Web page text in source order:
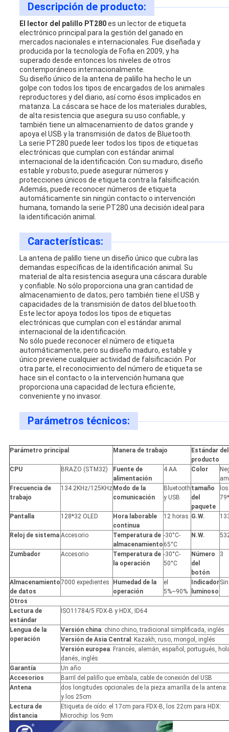
DEL
SITIO
PRIVACY
POLICY
Descripción de producto:
El lector del palillo PT280es un lector de etiqueta
electrónico principal para la gestión del ganado en
mercados nacionales e internacionales. Fue diseñada y
producida por la tecnología de Fofia en 2009, y ha
superado desde entonces los niveles de otros
contemporáneos internacionalmente.
Su diseño único de la antena de palillo ha hecho le un
golpe con todos los tipos de encargados de los animales
reproductores y del diario, así como ésos implicados en
matanza. La cáscara se hace de los materiales durables,
de alta resistencia que asegura su uso confiable, y
también tiene un almacenamiento de datos grande y
apoya el USB y la transmisión de datos de Bluetooth.
La serie PT280 puede leer todos los tipos de etiquetas
electrónicas que cumplan con estándar animal
internacional de la identificación. Con su maduro, diseño
estable y robusto, puede asegurar números y
protecciones únicos de etiqueta contra la falsificación.
Además, puede reconocer números de etiqueta
automáticamente sin ningún contacto o intervención
humana, tomando la serie PT280 una decisión ideal para
la identificación animal.
Características:
La antena de palillo tiene un diseño único que cubra las
demandas específicas de la identificación animal. Su
material de alta resistencia asegura una cáscara durable
y confiable. No sólo proporciona una gran cantidad de
almacenamiento de datos; pero también tiene el USB y
capacidades de la transmisión de datos del bluetooth.
Este lector apoya todos los tipos de etiquetas
electrónicas que cumplan con el estándar animal
internacional de la identificación.
No sólo puede reconocer el número de etiqueta
automáticamente; pero su diseño maduro, estable y
único previene cualquier actividad de falsificación. Por
otra parte, el reconocimiento del número de etiqueta se
hace sin el contacto o la intervención humana que
proporciona una capacidad de lectura eficiente,
conveniente y no invasor.
Parámetros técnicos:
Parámetro principal Manera de trabajo
Estándar del
producto
CPU
BRAZO (STM32)
Fuente de
alimentación
4 AA Color
Frecuencia de
trabajo
134.2KHz/125KHz Modo de la
comunicación
Bluetooth
y USB
tamaño
del
paquete
los
Pantalla 128*32 OLED
Hora laborable
continua
12 horas G.W.
Reloj de sistema Accesorio
Temperatura de
almacenamiento
-30°C-
65°C
N.W.
Zumbador Accesorio
Temperatura de
la operación
-30°C-
50°C
Número
del
botón
3
Almacenamiento
de datos
7000 expedientes
Humedad de la
operación
el
5%~90%
Indicador
luminoso
Sin
Otros
Lectura de
estándar
ISO11784/5 FDX-B y HDX, ID64
Lengua de la
operación
Versión china: chino chino, tradicional simplificada, inglés
Versión de Asia Central : Kazakh, ruso, mongol, inglés
Versión europea: Francés, alemán, español, portugués,
danés, inglés
Garantía
Un año
Accesorios
Barril del palillo que embala, cable de conexión del USB
Antena
dos longitudes opcionales de la pieza amarilla de la
y los 25cm
Lectura de
distancia
Etiqueta de oído: el 17cm para FDX-B, los 22cm para HDX:
Microchip: los 9cm